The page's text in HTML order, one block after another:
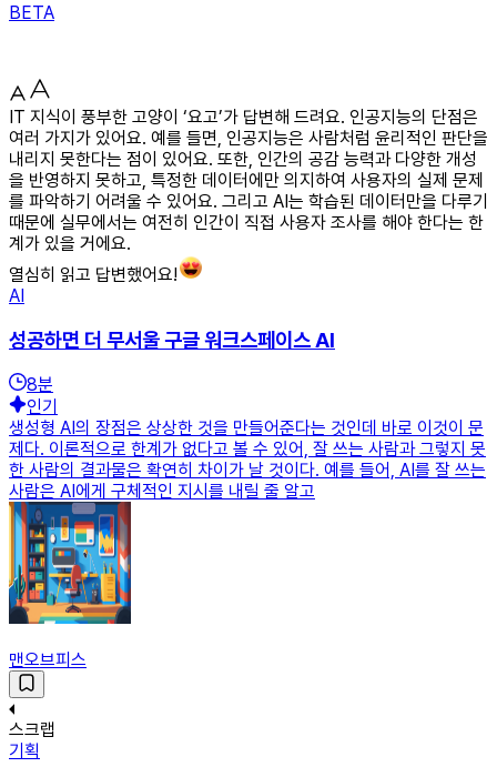
BETA
IT 지식이 풍부한 고양이 ‘요고’가 답변해 드려요. 인공지능의 단점은
여러 가지가 있어요. 예를 들면, 인공지능은 사람처럼 윤리적인 판단을
내리지 못한다는 점이 있어요. 또한, 인간의 공감 능력과 다양한 개성
을 반영하지 못하고, 특정한 데이터에만 의지하여 사용자의 실제 문제
를 파악하기 어려울 수 있어요. 그리고 AI는 학습된 데이터만을 다루기
때문에 실무에서는 여전히 인간이 직접 사용자 조사를 해야 한다는 한
계가 있을 거에요.
열심히 읽고 답변했어요!
AI
성공하면 더 무서울 구글 워크스페이스 AI
8분
인기
생성형 AI의 장점은 상상한 것을 만들어준다는 것인데 바로 이것이 문
제다. 이론적으로 한계가 없다고 볼 수 있어, 잘 쓰는 사람과 그렇지 못
한 사람의 결과물은 확연히 차이가 날 것이다. 예를 들어, AI를 잘 쓰는
사람은 AI에게 구체적인 지시를 내릴 줄 알고
맨오브피스
스크랩
기획